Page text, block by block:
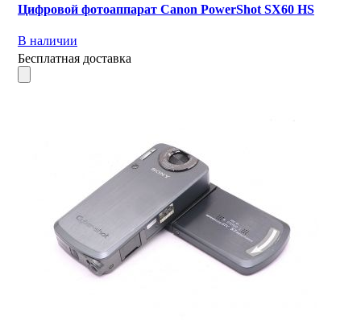
Цифровой фотоаппарат Canon PowerShot SX60 HS
В наличии
Бесплатная доставка